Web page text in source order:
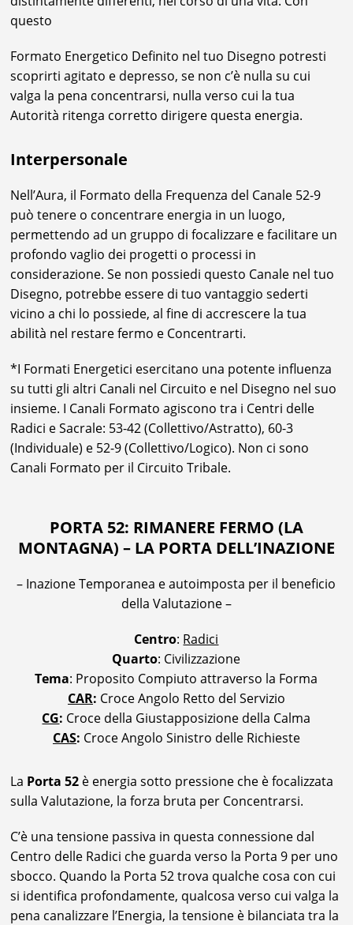
questo
Formato Energetico Definito nel tuo Disegno potresti
scoprirti agitato e depresso, se non c’è nulla su cui
valga la pena concentrarsi, nulla verso cui la tua
Autorità ritenga corretto dirigere questa energia.
Interpersonale
Nell’Aura, il Formato della Frequenza del Canale 52-9
può tenere o concentrare energia in un luogo,
permettendo ad un gruppo di focalizzare e facilitare un
profondo vaglio dei progetti o processi in
considerazione. Se non possiedi questo Canale nel tuo
Disegno, potrebbe essere di tuo vantaggio sederti
vicino a chi lo possiede, al fine di accrescere la tua
abilità nel restare fermo e Concentrarti.
*I Formati Energetici esercitano una potente influenza
su tutti gli altri Canali nel Circuito e nel Disegno nel suo
insieme. I Canali Formato agiscono tra i Centri delle
Radici e Sacrale: 53-42 (Collettivo/Astratto), 60-3
(Individuale) e 52-9 (Collettivo/Logico). Non ci sono
Canali Formato per il Circuito Tribale.
PORTA 52: RIMANERE FERMO (LA
MONTAGNA) – LA PORTA DELL’INAZIONE
– Inazione Temporanea e autoimposta per il beneficio
della Valutazione –
Centro: Radici
Quarto: Civilizzazione
Tema: Proposito Compiuto attraverso la Forma
CAR: Croce Angolo Retto del Servizio
CG: Croce della Giustapposizione della Calma
CAS: Croce Angolo Sinistro delle Richieste
La Porta 52 è energia sotto pressione che è focalizzata
sulla Valutazione, la forza bruta per Concentrarsi.
C’è una tensione passiva in questa connessione dal
Centro delle Radici che guarda verso la Porta 9 per uno
sbocco. Quando la Porta 52 trova qualche cosa con cui
si identifica profondamente, qualcosa verso cui valga la
pena canalizzare l’Energia, la tensione è bilanciata tra la